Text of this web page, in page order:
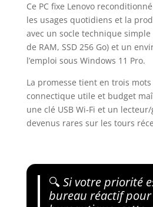
Ce PC fixe Lenovo
les usages quotidiens et la
avec un socle technique simple
de RAM, SSD 256 Go) et un
l’emploi sous Windows 11 Pro.
La promesse tient en trois
connectique utile et budget
une clé USB Wi‑Fi et un
devenus rares sur les tours
🔍 Si votre priorité
bureau réactif